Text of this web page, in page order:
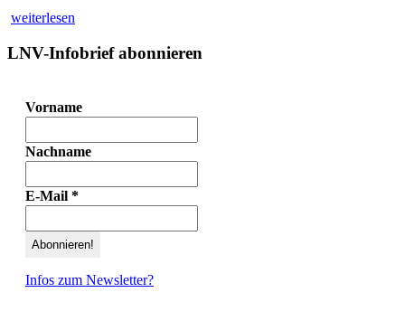
weiterlesen
LNV-Infobrief abonnieren
Vorname
Nachname
E-Mail *
Infos zum Newsletter?